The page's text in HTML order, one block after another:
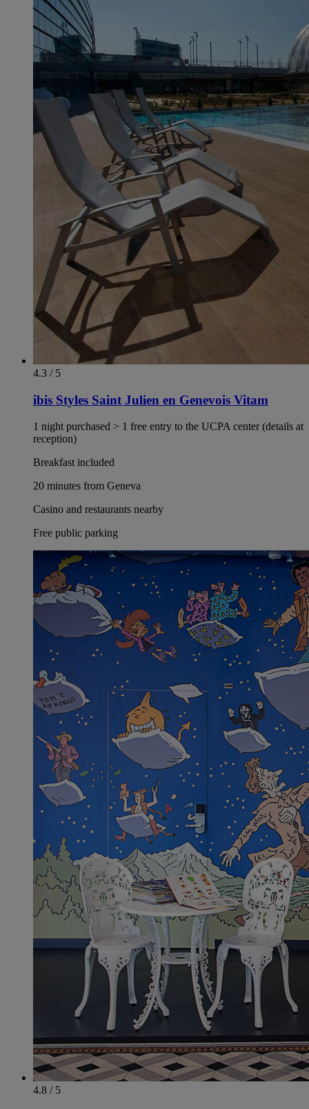
4.3 / 5
ibis Styles Saint Julien en Genevois Vitam
1 night purchased > 1 free entry to the UCPA center (details at
reception)
Breakfast included
20 minutes from Geneva
Casino and restaurants nearby
Free public parking
4.8 / 5